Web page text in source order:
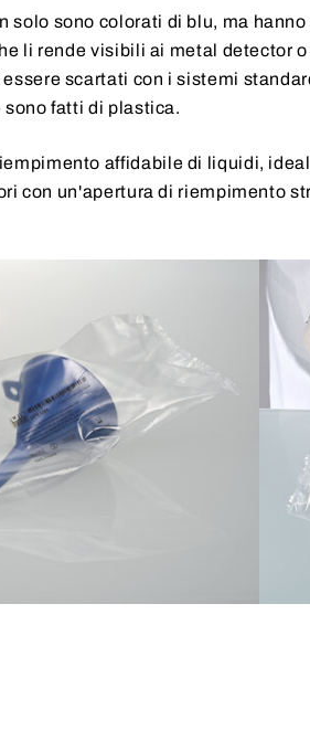
solo sono colorati di blu, ma
li rende visibili ai metal detector
scartati con i sistemi
fatti di plastica.
affidabile di liquidi,
con un'apertura di riempimento